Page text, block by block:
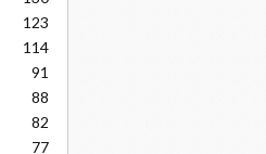
123
114
91
88
82
77